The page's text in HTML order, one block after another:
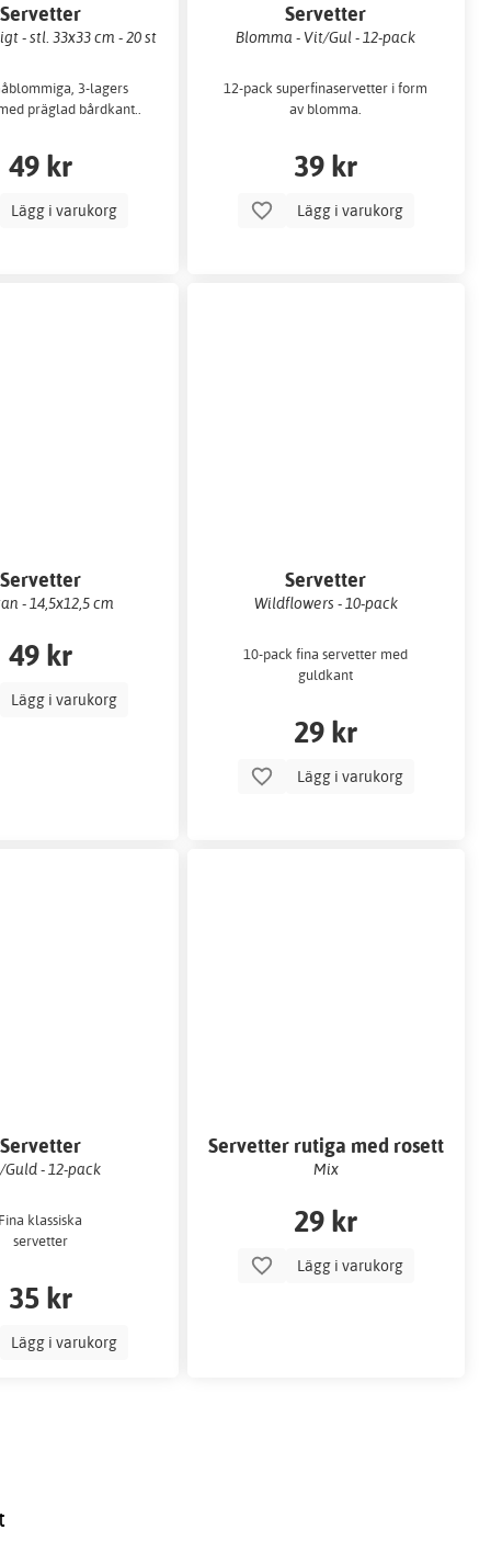
Servetter
- stl. 33x33 cm - 20 st
3-lagers
präglad bårdkant..
49 kr
Lägg i varukorg
Servetter
Blomma - Vit/Gul - 12-pack
12-pack superfinaservetter i form
av blomma.
39 kr
Lägg i varukorg
Servetter
- 14,5x12,5 cm
49 kr
Lägg i varukorg
Servetter
Wildflowers - 10-pack
10-pack fina servetter med
guldkant
29 kr
Lägg i varukorg
Servetter
- 12-pack
klassiska
servetter
35 kr
Lägg i varukorg
Servetter rutiga med rosett
Mix
29 kr
Lägg i varukorg